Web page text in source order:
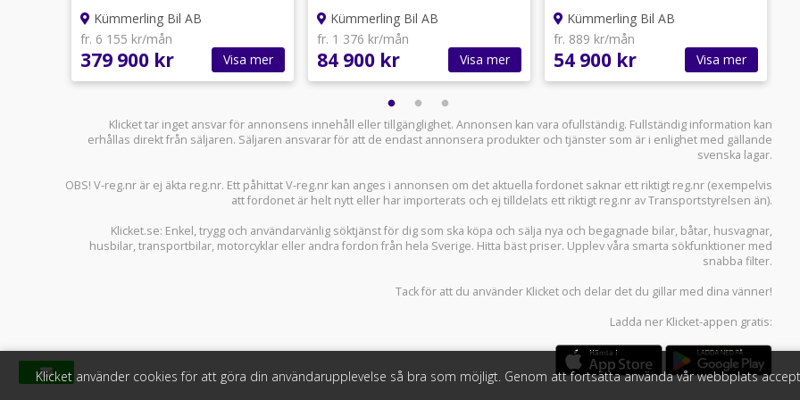
För stöd vänd dig till budget- och skuldrådgivningen i din kommun.
Kontaktuppgifter finns på konsumentverket.se
Kümmerling Bil AB
fr. 6 155 kr/mån
379 900 kr Visa mer
Kümmerling Bil AB
fr. 1 376 kr/mån
84 900 kr Visa mer
Kümmerling Bil AB
fr. 889 kr/mån
54 900 kr Visa mer
Klicket tar inget ansvar för annonsens innehåll eller tillgänglighet. Annonsen kan vara ofullständig. Fullständig information kan
erhållas direkt från säljaren. Säljaren ansvarar för att de endast annonsera produkter och tjänster som är i enlighet med gällande
svenska lagar.
OBS! V-reg.nr är ej äkta reg.nr. Ett påhittat V-reg.nr kan anges i annonsen om det aktuella fordonet saknar ett riktigt reg.nr (exempelvis
att fordonet är helt nytt eller har importerats och ej tilldelats ett riktigt reg.nr av Transportstyrelsen än).
Klicket.se: Enkel, trygg och användarvänlig söktjänst för dig som ska köpa och sälja nya och begagnade bilar, båtar, husvagnar,
husbilar,transportbilar, motorcyklar eller andra fordon från hela Sverige. Hitta bäst priser. Upplev våra smarta sökfunktioner med
snabba filter.
Tack för att du använder Klicket och delar det du gillar med dina vänner!
Ladda ner Klicket-appen gratis:
Klicket använder cookies för att göra din användarupplevelse så bra som möjligt. Genom att fortsätta använda vår webbplats